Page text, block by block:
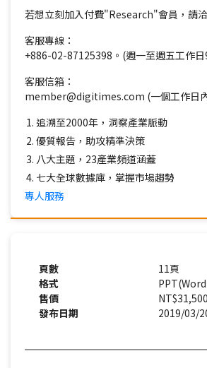
若想立刻加入付費"Research"會員，請
客服專線：
+886-02-87125398。(週一至週五工作日
客服信箱：
member@digitimes.com (一個工作日
追溯至2000年，洞察產業脈動
優質報告，助攻精準決策
八大主題，23產業頻道涵蓋
七大全球數據庫，掌握市場趨勢
專人服務
頁數
11頁
格式
售價
發布日期
2019/03/